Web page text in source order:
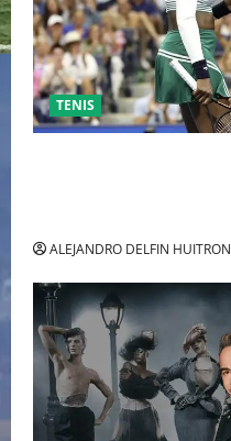
TENIS
ALEJANDRO DELFIN HUITRON